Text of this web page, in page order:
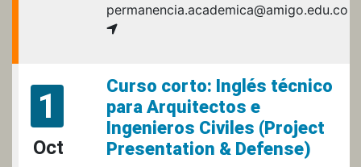
permanencia.academica@amigo.edu.co
1
Oct
Curso corto: Inglés técnico
para Arquitectos e
Ingenieros Civiles (Project
Presentation & Defense)